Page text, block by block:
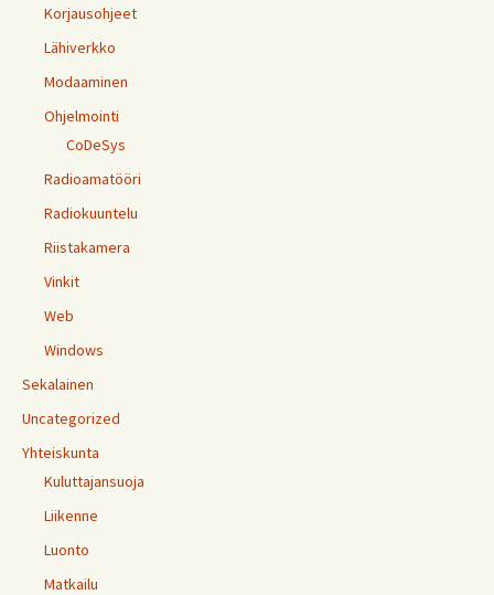
Korjausohjeet
Lähiverkko
Modaaminen
Ohjelmointi
CoDeSys
Radioamatööri
Radiokuuntelu
Riistakamera
Vinkit
Web
Windows
Sekalainen
Uncategorized
Yhteiskunta
Kuluttajansuoja
Liikenne
Luonto
Matkailu